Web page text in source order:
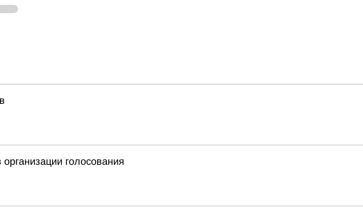
голосования